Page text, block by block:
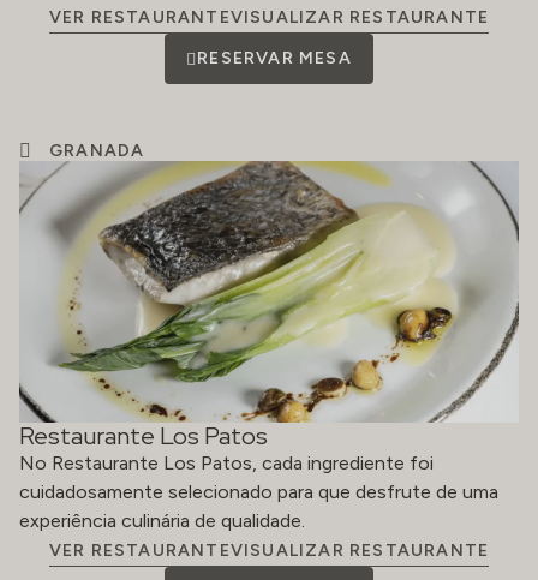
VER RESTAURANTEVISUALIZAR RESTAURANTE
RESERVAR MESA
GRANADA
Restaurante Los Patos
No Restaurante Los Patos, cada ingrediente foi
cuidadosamente selecionado para que desfrute de uma
experiência culinária de qualidade.
VER RESTAURANTEVISUALIZAR RESTAURANTE